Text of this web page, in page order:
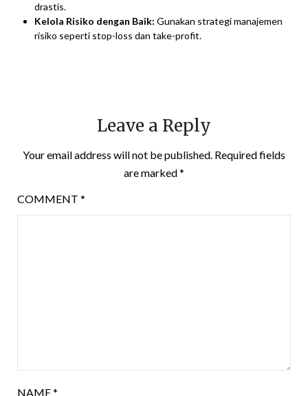
drastis.
Kelola Risiko dengan Baik: Gunakan strategi manajemen
risiko seperti stop-loss dan take-profit.
Leave a Reply
Your email address will not be published. Required fields
are marked*
COMMENT *
NAME*